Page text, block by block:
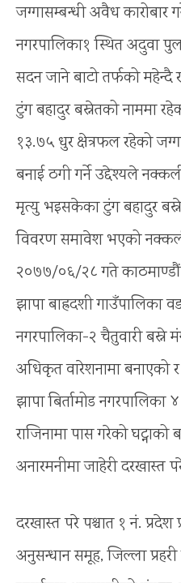
जग्गासम्बन्धी अवैध कारोबार
नगरपालिका१ स्थित अदुवा
सदन जाने बाटो तर्फको महेन्दै
टुंग बहादुर बस्नेतको नाममा
१३.७५ धुर क्षेत्रफल रहेको
बनाई ठगी गर्ने उद्देश्यले
मृत्यु भइसकेका टुंग बहादुर
विवरण समावेश भएको
२०७७/०६/२८ गते
झापा बाह्रदशी गाउँपालिका
नगरपालिका-२ चैतुवारी बस्ने
अधिकृत वारेशनामा बनाएको
झापा बिर्तामोड नगरपालिका
राजिनामा पास गरेको घट्नाको
अनारमनीमा जाहेरी दरखास्त
दरखास्त परे पश्चात १ नं. प्रदेश
अनुसन्धान समूह, जिल्ला प्रहरी